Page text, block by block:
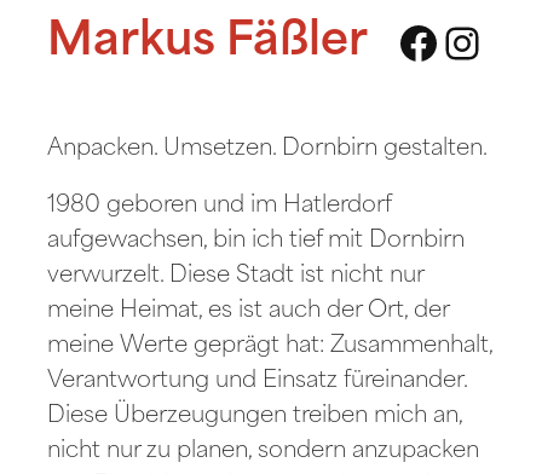
Markus Fäßler
Anpacken. Umsetzen. Dornbirn gestalten.
1980 geboren und im Hatlerdorf
aufgewachsen, bin ich tief mit Dornbirn
verwurzelt. Diese Stadt ist nicht nur
meine Heimat, es ist auch der Ort, der
meine Werte geprägt hat: Zusammenhalt,
Verantwortung und Einsatz füreinander.
Diese Überzeugungen treiben mich an,
nicht nur zu planen, sondern anzupacken